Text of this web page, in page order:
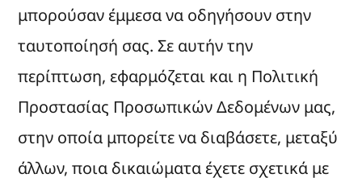
μπορούσαν έμμεσα να οδηγήσουν στην
ταυτοποίησή σας. Σε αυτήν την
περίπτωση, εφαρμόζεται και η Πολιτική
Προστασίας Προσωπικών Δεδομένων μας,
στην οποία μπορείτε να διαβάσετε, μεταξύ
άλλων, ποια δικαιώματα έχετε σχετικά με